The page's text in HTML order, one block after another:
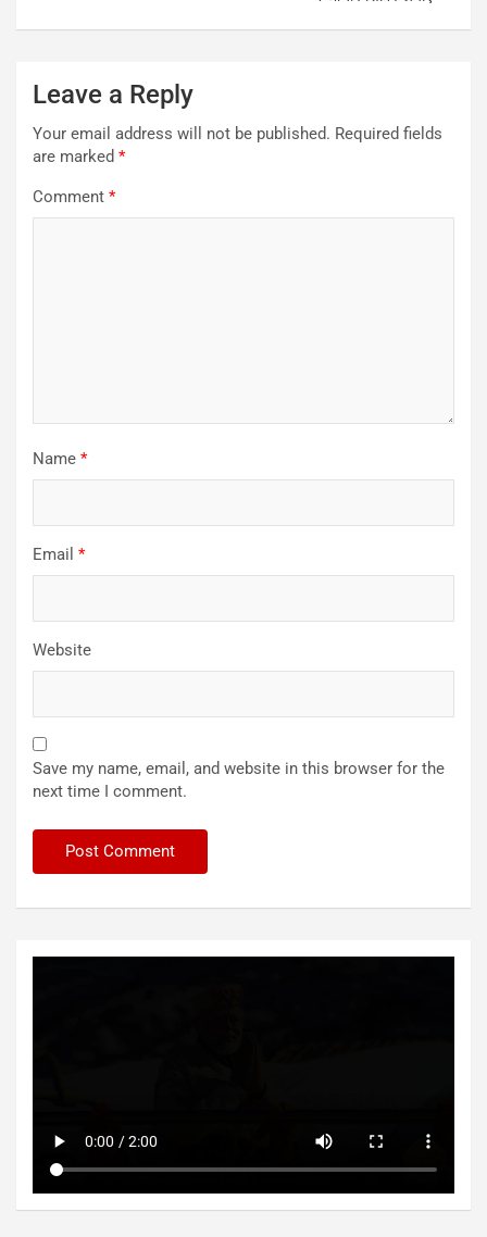
Leave a Reply
Your email address will not be published. Required fields
are marked *
Comment *
Name *
Email *
Website
Save my name, email, and website in this browser for the
next time I comment.